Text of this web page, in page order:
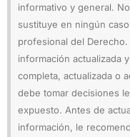
informativo y general.
sustituye en ningún
profesional del
información actualizada
completa, actualizada o
debe tomar decisiones
expuesto. Antes de
información, le